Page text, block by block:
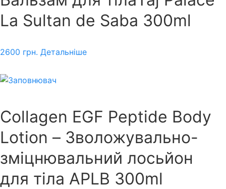
La Sultan de Saba 300ml
2600 грн. Детальніше
Collagen EGF Peptide Body
Lotion – Зволожувально-
зміцнювальний лосьйон
для тіла APLB 300ml